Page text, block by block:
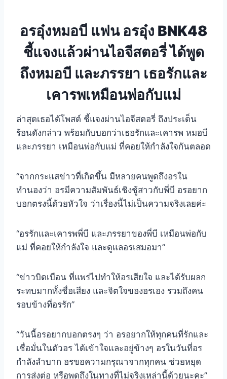
อรอุ๋งหมอบี แฟน อรอุ๋ง BNK48
ชี้แจงแล้วผ่านไอจีสตอรี่ ได้พูด
ถึงหมอบี และภรรยา เธอรักและ
เคารพเหมือนพ่อกับแม่
ล่าสุดเธอได้โพสต์ ชี้แจงผ่านไอจีสตอรี่ ถึงประเด็น
ร้อนดังกล่าว พร้อมกับบอกว่าเธอรักและเคารพ หมอบี
และภรรยา เหมือนพ่อกับแม่ ที่คอยให้กำลังใจกันตลอด
“จากกระแสข่าวที่เกิดขึ้น มีหลายคนพูดถึงอรใน
ทำนองว่า อรมีความสัมพันธ์เชิงชู้สาวกับพี่บี อรอยาก
บอกตรงนี้ด้วยหัวใจ ว่าเรื่องนี้ไม่เป็นความจริงเลยค่ะ
“อรรักและเคารพพี่บี และภรรยาของพี่บี เหมือนพ่อกับ
แม่ ที่คอยให้กำลังใจ และดูแลอรเสมอมา”
“ข่าวบิดเบือน ที่แพร่ไปทำให้อรเสียใจ และได้รับผลก
ระทบมากทั้งชื่อเสียง และจิตใจของอรเอง รวมถึงคน
รอบข้างที่อรรัก”
“วันนี้อรอยากบอกตรงๆ ว่า อรอยากให้ทุกคนที่รักและ
เชื่อมั่นในตัวอร ได้เข้าใจและอยู่ข้างๆ อรในวันที่อร
กำลังลำบาก อรขอความกรุณาจากทุกคน ช่วยหยุด
การส่งต่อ หรือพูดถึงในทางที่ไม่จริงเหล่านี้ด้วยนะคะ”